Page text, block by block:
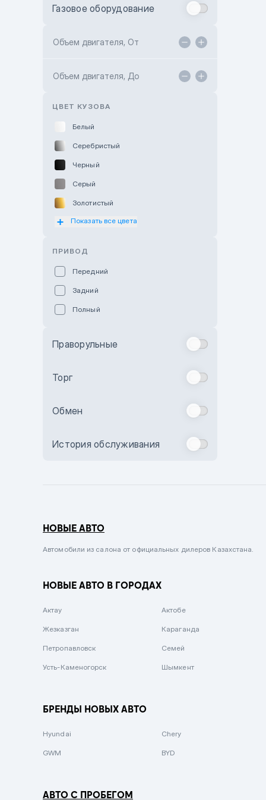
Toyota Kokshetau
Hyundai ShymCity
Газовое оборудование
Объем двигателя, От
Объем двигателя, До
ЦВЕТ КУЗОВА
Белый
Серебристый
Черный
Серый
Золотистый
Оранжевый
Бежевый
Комбинированный
Сиреневый металлик
Вишневый
Зеленый металлик
Показать все цвета
ПРИВОД
Передний
Задний
Полный
Праворульные
Торг
Обмен
История обслуживания
НОВЫЕ АВТО
Автомобили из салона от официальных дилеров Казахстана.
НОВЫЕ АВТО В ГОРОДАХ
Актау Актобе
Жезказган Караганда
Петропавловск Семей
Усть-Каменогорск Шымкент
БРЕНДЫ НОВЫХ АВТО
Hyundai Chery
GWM BYD
АВТО С ПРОБЕГОМ